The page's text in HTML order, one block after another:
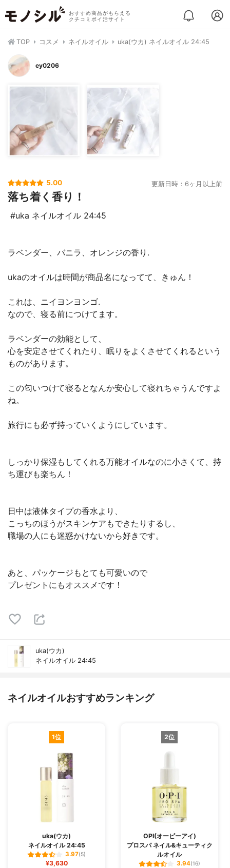
おすすめ商品がもらえる
クチコミポイ活サイト
TOP コスメ ネイルオイル uka(ウカ) ネイルオイル 24:45
ey0206
5.00 更新日時：6ヶ月以上前
落ち着く香り！
#uka ネイルオイル 24:45
ラベンダー、バニラ、オレンジの香り.
ukaのオイルは時間が商品名になってて 、きゅん！
これは、ニイヨンヨンゴ.
なので、寝る前につけてます 。
ラベンダーの効能として、
心を安定させてくれたり、眠りをよくさせてくれるという
ものがあります。
この匂いつけて寝るとなんか安心して寝れちゃうんですよ
ね。
旅行にも必ず持っていくようにしています。
しっかり保湿もしてくれる万能オイル なのに小さくて、持
ち運びも楽ちん！
日中は液体タイプの香水より、
こっちのほうがスキンケアもできたりするし、
職場の人にも迷惑かけないから好きです。
あと、パッケージもとても可愛いので
プレゼントにもオススメです！
uka(ウカ)
ネイルオイル 24:45
ネイルオイルおすすめランキング
1位
uka(ウカ)
ネイルオイル 24:45
3.97(5)
¥3,630
2位
OPI(オーピーアイ)
プロスパ ネイル&キューティク
ルオイル
3.94(16)